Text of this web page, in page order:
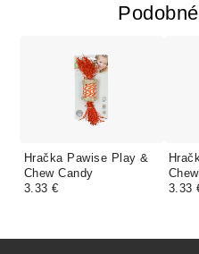
Hračka Pawise Play &
Chew Candy
3.33 €
3.33